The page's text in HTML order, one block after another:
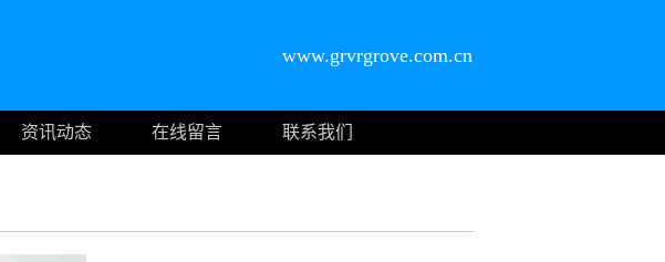
www.grvrgrove.com.cn
资讯动态 在线留言
联系我们